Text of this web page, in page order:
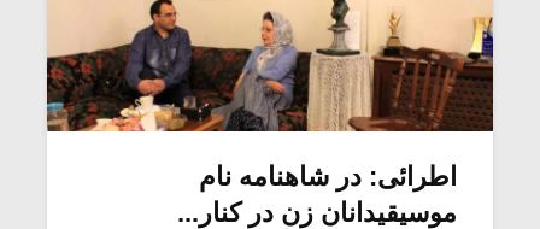
اطرائی: در شاهنامه نام
موسیقیدانان زن در کنار...